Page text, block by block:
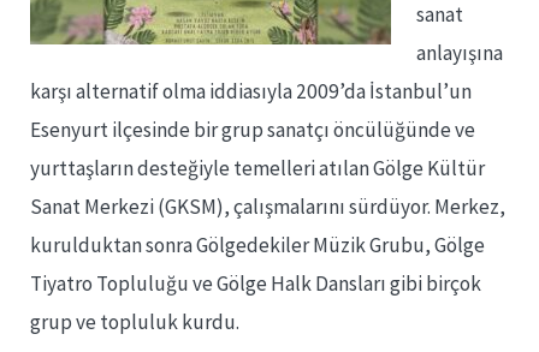
sanat
anlayışına
karşı alternatif olma iddiasıyla 2009’da İstanbul’un
Esenyurt ilçesinde bir grup sanatçı öncülüğünde ve
yurttaşların desteğiyle temelleri atılan Gölge Kültür
Sanat Merkezi (GKSM), çalışmalarını sürdüyor. Merkez,
kurulduktan sonra Gölgedekiler Müzik Grubu, Gölge
Tiyatro Topluluğu ve Gölge Halk Dansları gibi birçok
grup ve topluluk kurdu.